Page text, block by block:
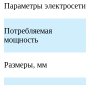
Параметры электросети
Потребляемая
мощность
Размеры, мм